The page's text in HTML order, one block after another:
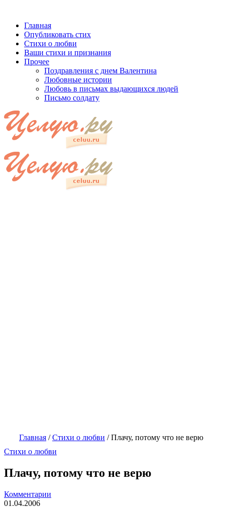
Главная
Опубликовать стих
Стихи о любви
Ваши стихи и признания
Прочее
Поздравления с днем Валентина
Любовные истории
Любовь в письмах выдающихся людей
Письмо солдату
Главная /Стихи о любви /Плачу, потому что не верю
Стихи о любви
Плачу, потому что не верю
Комментарии
01.04.2006